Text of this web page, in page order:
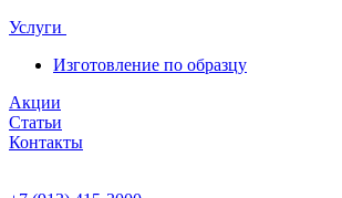
Услуги
Изготовление по образцу
Акции
Статьи
Контакты